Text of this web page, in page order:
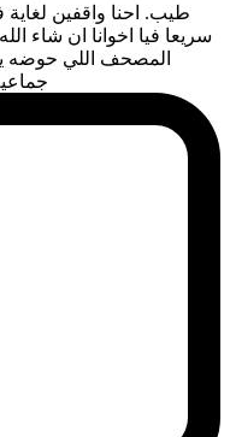
طيب. احنا واقفين
سريعا فيا اخوانا ان شاء
المصحف اللي حوضه